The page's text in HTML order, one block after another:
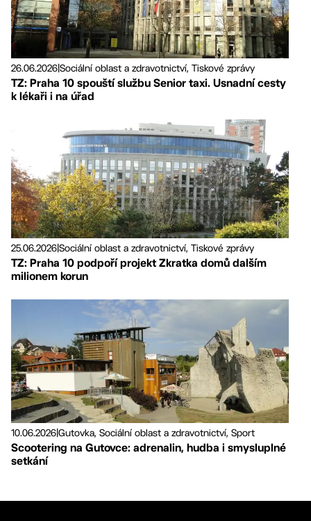
26.06.2026Sociální oblast a zdravotnictví, Tiskové zprávy
TZ: Praha 10 spouští službu Senior taxi. Usnadní cesty
k lékaři i na úřad
25.06.2026Sociální oblast a zdravotnictví, Tiskové zprávy
TZ: Praha 10 podpoří projekt Zkratka domů dalším
milionem korun
10.06.2026Gutovka, Sociální oblast a zdravotnictví, Sport
Scootering na Gutovce: adrenalin, hudba i smysluplné
setkání